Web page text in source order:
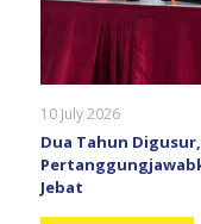
10 July 2026
Dua Tahun Digusur,
Jebat